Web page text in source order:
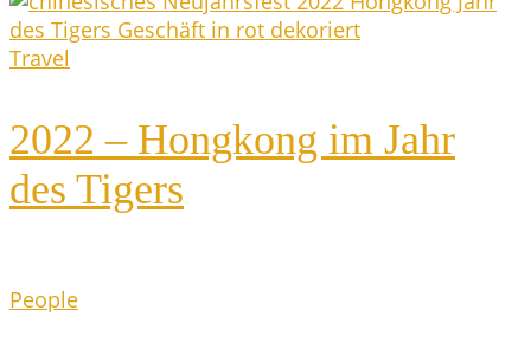
Travel
2022 – Hong­kong im Jahr
des Tigers
People